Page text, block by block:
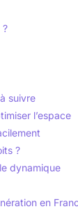
?
suivre
l’espace
?
dynamique
en